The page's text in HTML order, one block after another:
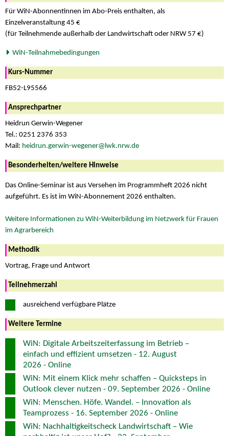
Für WiN-Abonnentinnen im Abo-Preis enthalten, als
Einzelveranstaltung 45 €
(für Teilnehmende außerhalb der Landwirtschaft oder NRW 57 €)
WiN-Teilnahmebedingungen
Kurs-Nummer
FB52-L95566
Ansprechpartner
Heidrun Gerwin-Wegener
Tel.: 0251 2376 353
Mail: heidrun.gerwin-wegener@lwk.nrw.de
Besonderheiten/weitere Hinweise
Das Online-Seminar ist aus Versehen im Programmheft 2026 nicht
aufgeführt. Es ist im WiN-Abonnement 2026 enthalten.
Weitere Informationen zu WiN-Weiterbildung im Netzwerk für Frauen
im Agrarbereich
Methodik
Vortrag, Frage und Antwort
Teilnehmerzahl
ausreichend verfügbare Plätze
Weitere Termine
WiN: Digitale Arbeitszeiterfassung im Betrieb –
einfach und effizient umsetzen - 12. August
2026 - Online
WiN: Mit einem Klick mehr schaffen – Quicksteps in
Outlook clever nutzen - 09. September 2026 - Online
WiN: Menschen. Höfe. Wandel. – Innovation als
Teamprozess - 16. September 2026 - Online
WiN: Nachhaltigkeitscheck Landwirtschaft – Wie